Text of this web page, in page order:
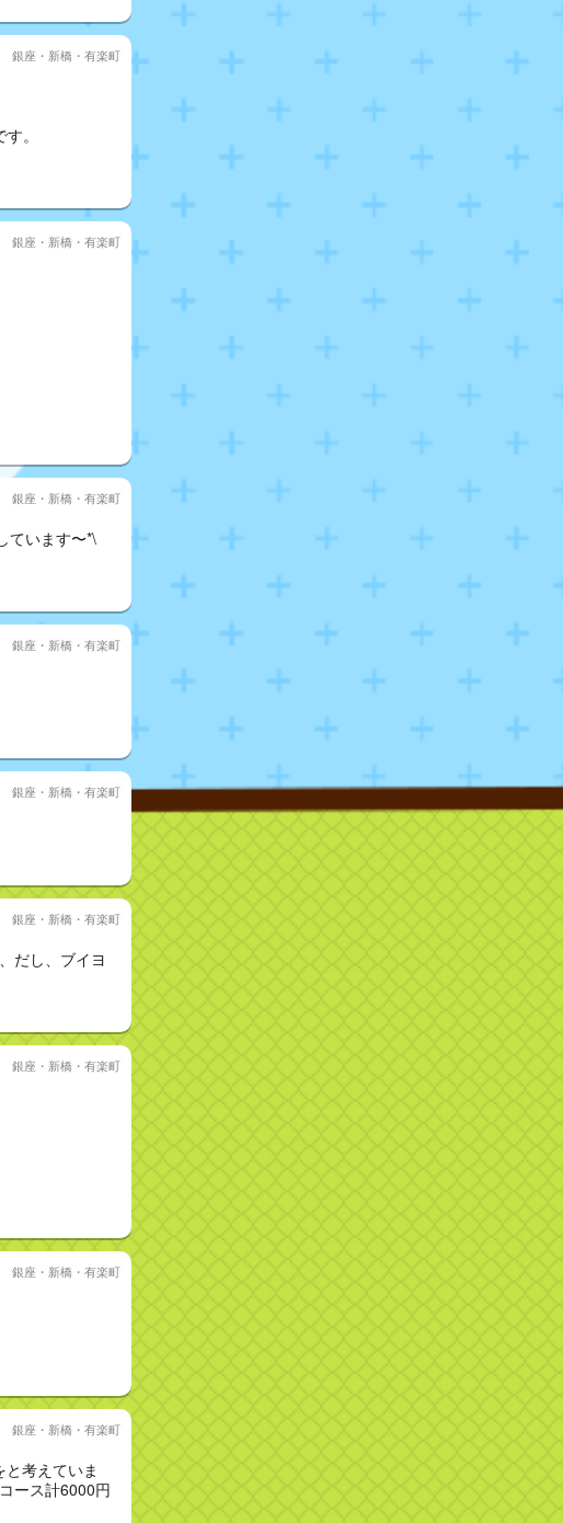
銀座・新橋・有楽町
。
銀座・新橋・有楽町
銀座・新橋・有楽町
ています〜*\
銀座・新橋・有楽町
銀座・新橋・有楽町
銀座・新橋・有楽町
だし、ブイヨ
銀座・新橋・有楽町
銀座・新橋・有楽町
銀座・新橋・有楽町
考えていま
ース計6000円